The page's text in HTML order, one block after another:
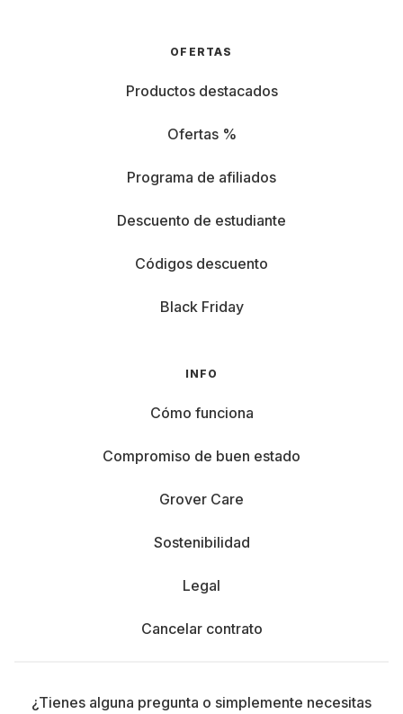
OFERTAS
Productos destacados
Ofertas %
Programa de afiliados
Descuento de estudiante
Códigos descuento
Black Friday
INFO
Cómo funciona
Compromiso de buen estado
Grover Care
Sostenibilidad
Legal
Cancelar contrato
¿Tienes alguna pregunta o simplemente necesitas